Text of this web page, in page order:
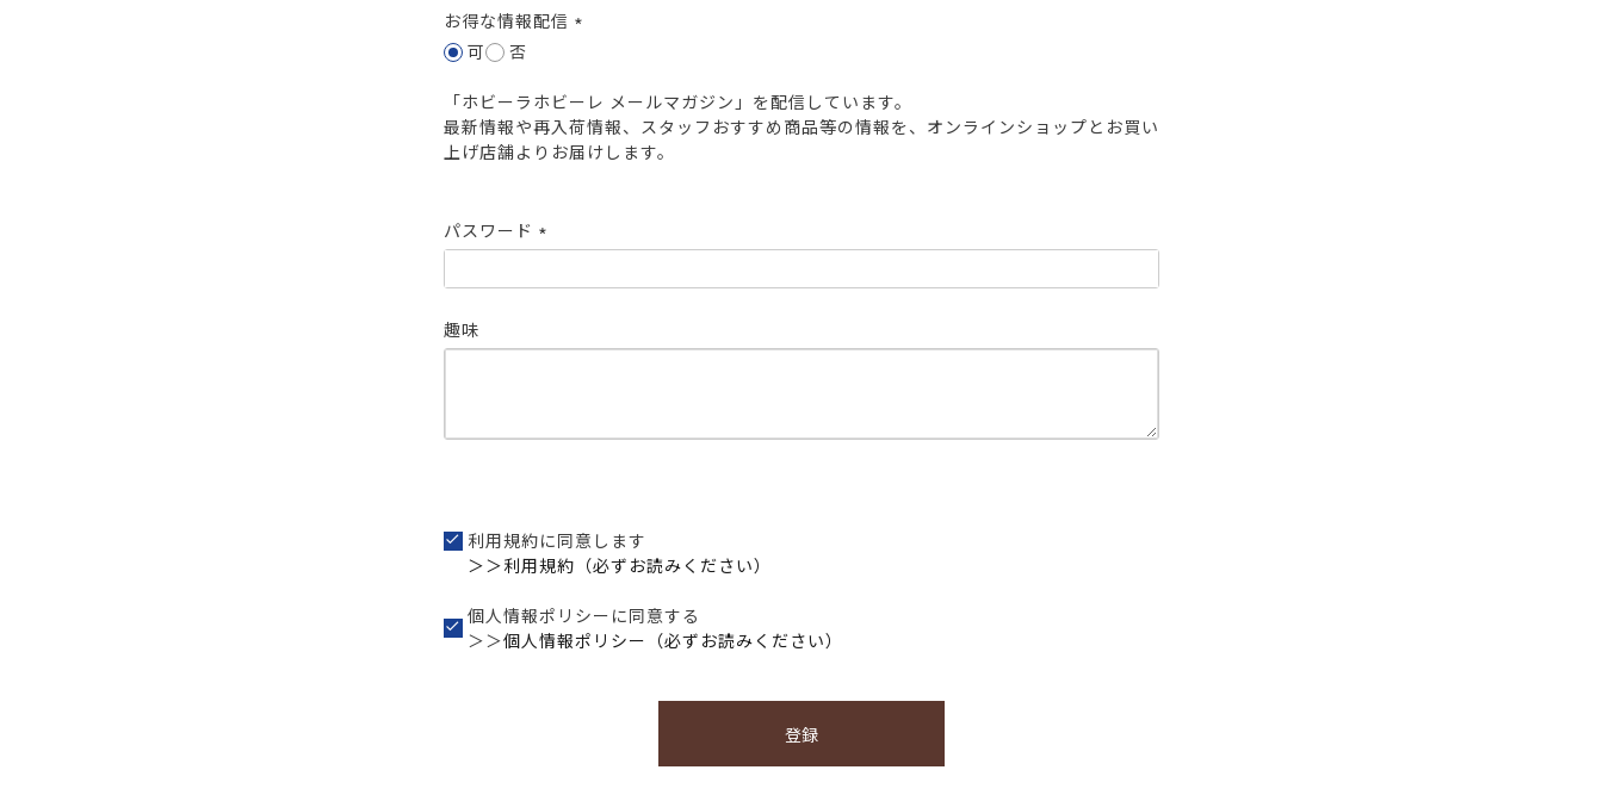
お得な情報配信
可 否
「ホビーラホビーレ メールマガジン」を配信しています。
最新情報や再入荷情報、スタッフおすすめ商品等の情報を、オンラインショップとお買い
上げ店舗よりお届けします。
パスワード
須)
趣味
利用規約に同意します
＞＞利用規約（必ずお読みください）
個人情報ポリシーに同意する
＞＞個人情報ポリシー（必ずお読みください）
登録